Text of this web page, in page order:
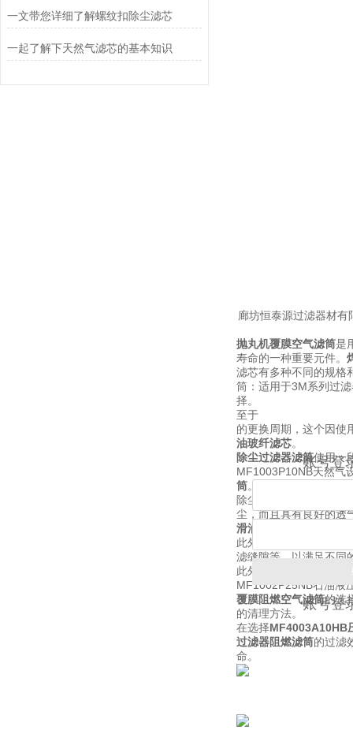
一文带您详细了解螺纹扣除尘滤芯
一起了解下天然气滤芯的基本知识
廊坊恒泰源过滤器材有
抛丸机覆膜空气滤筒是
寿命的一种重要元件。
滤芯有多种不同的规格
筒：适用于3M系列过
择。
至于
账号登
的更换周期，这个因使
油玻纤滤芯。
除尘过滤器滤筒使用一
MF1003P10NB天然气
筒。
除尘器粉尘滤芯是用于
尘，而且具有良好的透
滑油滤芯
此外，根据不同的工况
滤缝隙等，以满足不同
账号登
此外，
MF1002P25NB石油液
覆膜阻燃空气滤筒的选
的清理方法。
在选择MF4003A10HB
过滤器阻燃滤筒的过滤
命。